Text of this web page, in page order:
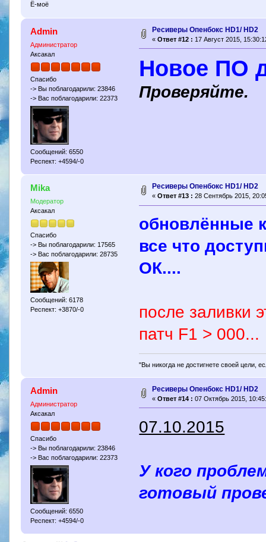
Ё-моё
Admin
Администратор
Аксакал
Спасибо
-> Вы поблагодарили: 23846
-> Вас поблагодарили: 22373
Сообщений: 6550
Респект: +4594/-0
Ресиверы Опенбокс HD1/ HD2
« Ответ #12 : 17 Август 2015,
Новое ПО
Проверяйте.
Mika
Модератор
Аксакал
Спасибо
-> Вы поблагодарили: 17565
-> Вас поблагодарили: 28735
Сообщений: 6178
Респект: +3870/-0
Ресиверы Опенбокс HD1/ HD2
« Ответ #13 : 28 Сентябрь 2015,
обновлённые
все что
ОК....
после заливки
патч F1 > 000...
"Вы никогда не достигнете своей цели,
Admin
Администратор
Аксакал
Спасибо
-> Вы поблагодарили: 23846
-> Вас поблагодарили: 22373
Сообщений: 6550
Респект: +4594/-0
Ресиверы Опенбокс HD1/ HD2
« Ответ #14 : 07 Октябрь 2015,
07.10.2015
У кого
готовый